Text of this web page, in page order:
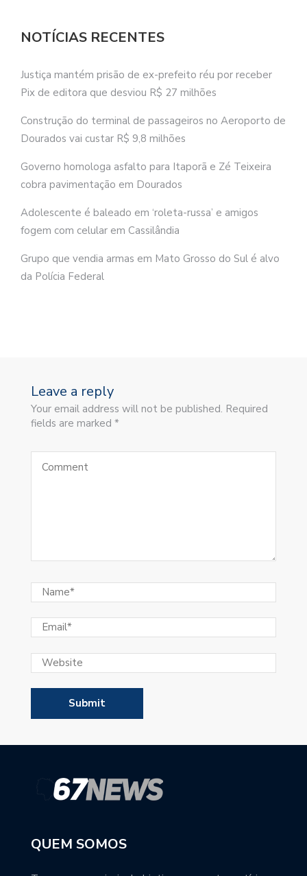
NOTÍCIAS RECENTES
Justiça mantém prisão de ex-prefeito réu por receber
Pix de editora que desviou R$ 27 milhões
Construção do terminal de passageiros no Aeroporto de
Dourados vai custar R$ 9,8 milhões
Governo homologa asfalto para Itaporã e Zé Teixeira
cobra pavimentação em Dourados
Adolescente é baleado em ‘roleta-russa’ e amigos
fogem com celular em Cassilândia
Grupo que vendia armas em Mato Grosso do Sul é alvo
da Polícia Federal
Leave a reply
Your email address will not be published. Required
fields are marked *
QUEM SOMOS